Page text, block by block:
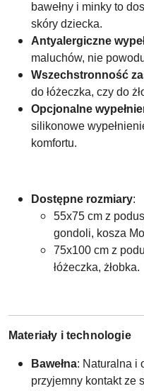
bawełny i minky to
skóry dziecka.
Antyalergiczne
maluchów, nie
Wszechstronność
do łóżeczka, czy do
Opcjonalne
silikonowe
komfortu.
Dostępne rozmiary:
55x75 cm z
gondoli, kosza
75x100 cm z
łóżeczka, żłobka.
Materiały i technologie
Bawełna: Naturalna i
przyjemny kontakt ze